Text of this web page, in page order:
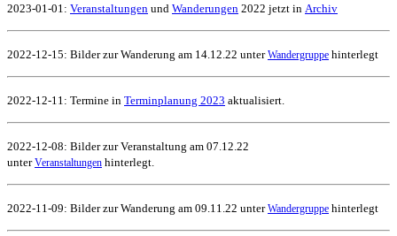
2023-01-01: Veranstaltungen und Wanderungen 2022 jetzt in Archiv
2022-12-15: Bilder zur Wanderung am 14.12.22 unterWandergruppe hinterlegt
2022-12-11: Termine in Terminplanung 2023 aktualisiert.
2022-12-08: Bilder zur Veranstaltung am 07.12.22
unterVeranstaltungen hinterlegt.
2022-11-09: Bilder zur Wanderung am 09.11.22 unterWandergruppe hinterlegt